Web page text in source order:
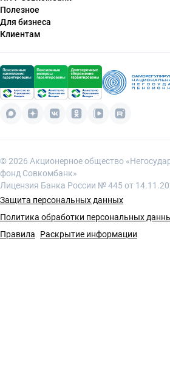
О фонде
Раскрытие информации
Полезное
Онлайн-консультант
Для бизнеса
Запрос на консультацию
Клиентам
Личный кабинет
Подать электронное заявление
Баллы за добрые слова
© 2026 Акционерное общество
фонд Совкомбанк»
Лицензия Банка России № 445 от
Защита персональных данных
Политика обработки персональных
Правила
Раскрытие информации